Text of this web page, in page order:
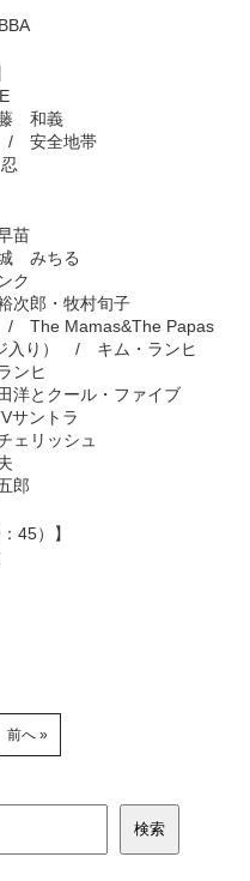
和義
/ 安全地帯
苗
みちる
ク
郎・牧村旬子
The Mamas&The Papas
入り） / キム・ランヒ
ンヒ
とクール・ファイブ
ントラ
リッシュ
郎
45）】
前へ »